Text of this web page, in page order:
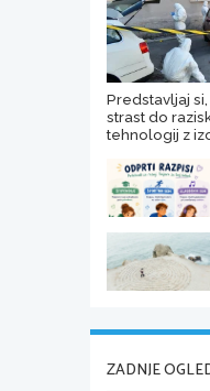
Predstavljaj
strast do
tehnologij z
ZADNJE